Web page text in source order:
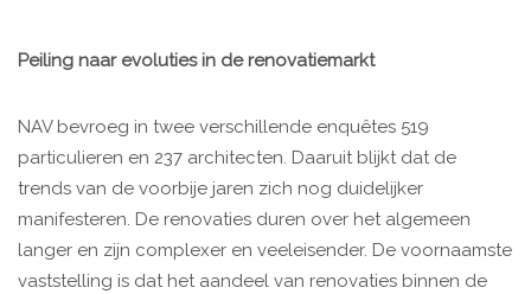
Peiling naar evoluties in de renovatiemarkt
NAV bevroeg in twee verschillende enquêtes 519
particulieren en 237 architecten. Daaruit blijkt dat de
trends van de voorbije jaren zich nog duidelijker
manifesteren. De renovaties duren over het algemeen
langer en zijn complexer en veeleisender. De voornaamste
vaststelling is dat het aandeel van renovaties binnen de